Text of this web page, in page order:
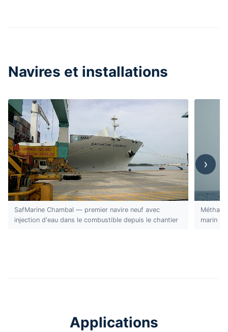
Navires et installations
SafMarine Chambal — premier navire neuf avec
injection d'eau dans le combustible depuis le chantier
marin
›
Applications